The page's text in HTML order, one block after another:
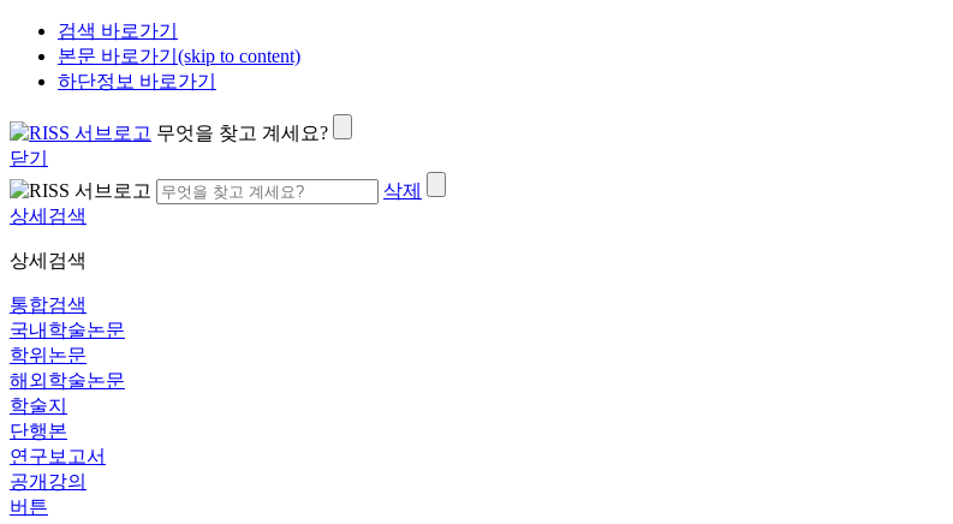
검색 바로가기
본문 바로가기(skip to content)
하단정보 바로가기
무엇을 찾고 계세요?
닫기
삭제
상세검색
상세검색
통합검색
국내학술논문
학위논문
해외학술논문
학술지
단행본
연구보고서
공개강의
버튼